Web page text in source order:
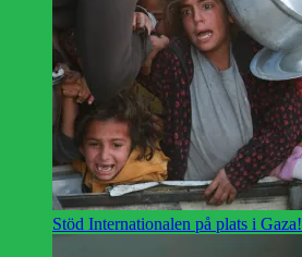
Stöd Internationalen på plats i Gaza!